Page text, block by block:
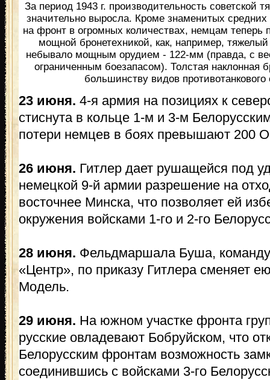
За период 1943 г. производительность советской
значительно выросла. Кроме знаменитых средних
на фронт в огромных количествах, немцам теперь
мощной бронетехникой, как, например,
небывало мощным орудием - 122-мм (правда, с
ограниченным боезапасом). Толстая наклонная
большинству видов
23 июня. 4-я армия на позициях к
стиснута в кольце 1-м и 3-м
потери немцев в боях превышают 200
26 июня. Гитлер дает рушащейся под
немецкой 9-й армии разрешение на
восточнее Минска, что позволяет ей
окружения войсками 1-го и 2-го
28 июня. Фельдмаршала Буша,
«Центр», по приказу Гитлера сменяет
Модель.
29 июня. На южном участке фронта
русские овладевают Бобруйском, что
Белорусским фронтам возможность
соединившись с войсками 3-го